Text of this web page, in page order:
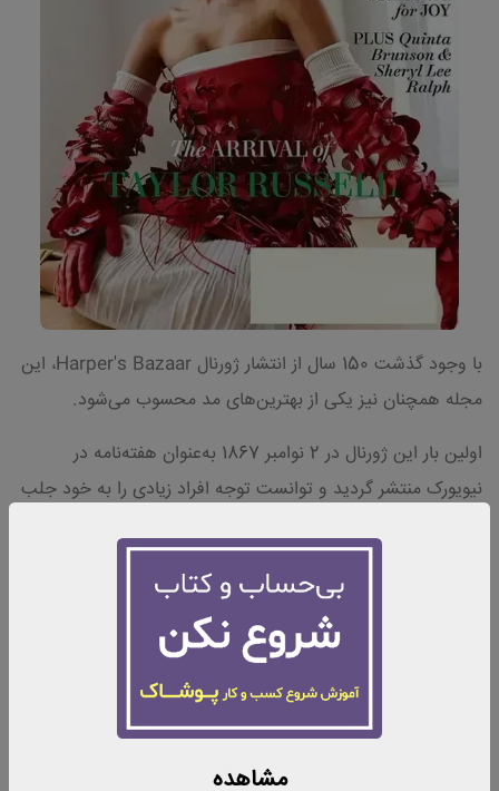
با وجود گذشت 150 سال از انتشار ژورنال Harper's Bazaar، این
مجله همچنان نیز یکی از بهترین‌های مد محسوب می‌شود.
اولین بار این ژورنال در 2 نوامبر 1867 به‌عنوان هفته‌نامه در
نیویورک منتشر گردید و توانست توجه افراد زیادی را به خود جلب
در حال حاضر نیز ژورنال Harper's Bazaar با در اختیار داشتن
بهترین طراحان، نویسندگان و هنرمندان به‌عنوان یکی از معتبرترین
و محبوب‌ترین مجله‌های مد و فشن محسوب می‌شود که
علاقه‌مندان می‌توانند به نسخه دیجیتالی آن نیز دسترسی داشته
مشاهده